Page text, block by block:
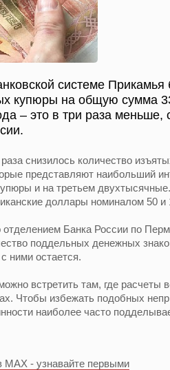
системе
купюры на общую сумма
– это в три раза
снизилось количество
представляют наибольший
и на третьем
доллары номиналом 50 и
Банка России по
поддельных денежных
ними остается.
встретить там, где расчеты
Чтобы избежать подобных
наиболее часто
- узнавайте первыми